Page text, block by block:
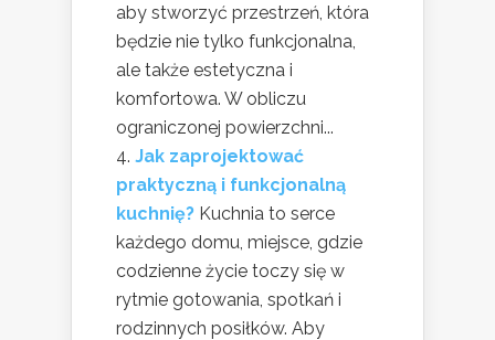
aby stworzyć przestrzeń, która
będzie nie tylko funkcjonalna,
ale także estetyczna i
komfortowa. W obliczu
ograniczonej powierzchni...
Jak zaprojektować
praktyczną i funkcjonalną
kuchnię? Kuchnia to serce
każdego domu, miejsce, gdzie
codzienne życie toczy się w
rytmie gotowania, spotkań i
rodzinnych posiłków. Aby